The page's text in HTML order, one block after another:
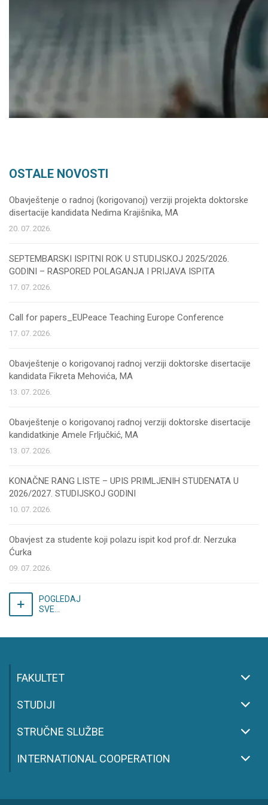
OSTALE NOVOSTI
Obavještenje o radnoj (korigovanoj) verziji projekta doktorske
disertacije kandidata Nedima Krajišnika, MA
20. 07. 2026.
SEPTEMBARSKI ISPITNI ROK U STUDIJSKOJ 2025/2026.
GODINI – RASPORED POLAGANJA I PRIJAVA ISPITA
17. 07. 2026.
Call for papers_EUPeace Teaching Europe Conference
17. 07. 2026.
Obavještenje o korigovanoj radnoj verziji doktorske disertacije
kandidata Fikreta Mehovića, MA
13. 07. 2026.
Obavještenje o korigovanoj radnoj verziji doktorske disertacije
kandidatkinje Amele Frljučkić, MA
13. 07. 2026.
KONAČNE RANG LISTE – UPIS PRIMLJENIH STUDENATA U
2026/2027. STUDIJSKOJ GODINI
10. 07. 2026.
Obavjest za studente koji polazu ispit kod prof.dr. Nerzuka
Ćurka
09. 07. 2026.
POGLEDAJ
SVE...
FAKULTET
STUDIJI
STRUČNE SLUŽBE
INTERNATIONAL COOPERATION